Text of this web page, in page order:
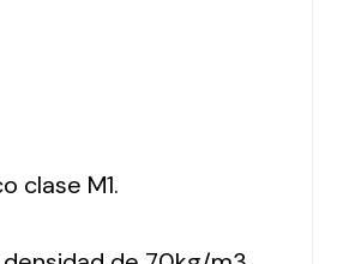
clase M1.